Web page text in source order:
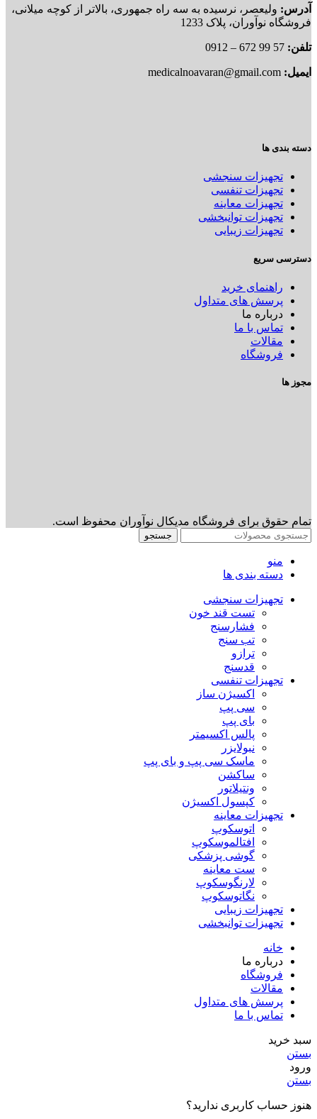
آدرس: ولیعصر، نرسیده به سه راه جمهوری، بالاتر از کوچه میلانی،
فروشگاه نوآوران، پلاک 1233
تلفن: 57 99 672 – 0912
ایمیل:
دسته بندی ها
تجهیزات سنجشی
تجهیزات تنفسی
تجهیزات معاینه
تجهیزات توانبخشی
تجهیزات زیبایی
دسترسی سریع
راهنمای خرید
پرسش های متداول
درباره ما
تماس با ما
مقالات
فروشگاه
مجوز ها
تمام حقوق برای فروشگاه مدیکال نوآوران محفوظ است.
جستجو
منو
دسته بندی ها
تجهیزات سنجشی
تست قند خون
فشارسنج
تب سنج
ترازو
قدسنج
تجهیزات تنفسی
اکسیژن ساز
سی پپ
بای پپ
پالس اکسیمتر
نبولایزر
ماسک سی پپ و بای پپ
ساکشن
ونتیلاتور
کپسول اکسیژن
تجهیزات معاینه
اتوسکوپ
افتالموسکوپ
گوشی پزشکی
ست معاینه
لارنگوسکوپ
نگاتوسکوپ
تجهیزات زیبایی
تجهیزات توانبخشی
خانه
درباره ما
فروشگاه
مقالات
پرسش های متداول
تماس با ما
سبد خرید
بستن
ورود
بستن
هنوز حساب کاربری ندارید؟